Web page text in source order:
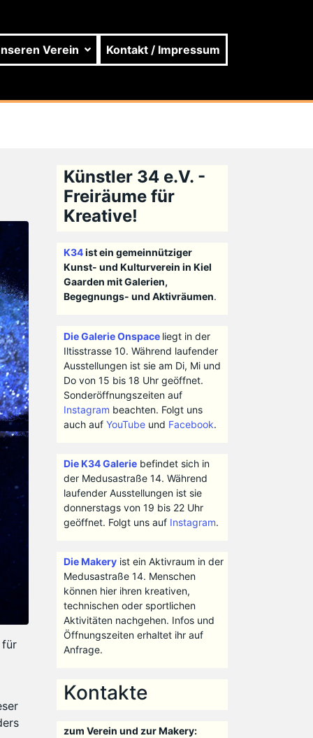
Verein Kontakt / Impressum
für
Künstler 34 e.V. -
Freiräume für
Kreative!
K34ist ein gemeinnütziger
Kunst- und Kulturverein in Kiel
Gaarden mit Galerien,
Begegnungs- und Aktivräumen.
Die Galerie Onspace liegt in der
Iltisstrasse 10. Während laufender
Ausstellungen ist sie am Di, Mi und
Do von 15 bis 18 Uhr geöffnet.
Sonderöffnungszeiten auf
Instagram beachten. Folgt uns
auch auf YouTubeund Facebook.
Die K34 Galeriebefindet sich in
der Medusastraße 14. Während
laufender Ausstellungen ist sie
donnerstags von 19 bis 22 Uhr
geöffnet. Folgt uns auf Instagram.
Die Makeryist ein Aktivraum in der
Medusastraße 14. Menschen
können hier ihren kreativen,
technischen oder sportlichen
Aktivitäten nachgehen. Infos und
Öffnungszeiten erhaltet ihr auf
Anfrage.
Kontakte
zum Verein und zur Makery: